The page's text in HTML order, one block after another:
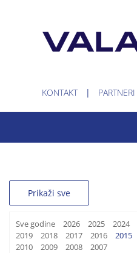
KONTAKT PARTNERI
Prikaži sve
Sve godine 2026 2025 2024
2019
2018 2017 2016 2015
2010
2009 2008 2007